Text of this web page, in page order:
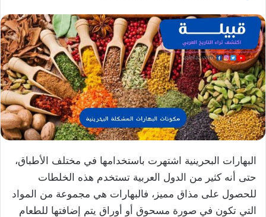
البهارات البحرينية اشتهرت باستخدامها في مختلف الأطباق،
حتى أنه كثير من الدول العربية تستخدم هذه الخلطات
للحصول على مذاق مميز، فالبهارات هي مجموعة من المواد
التي تكون في صورة مسحوق أو أوراق يتم إضافتها للطعام